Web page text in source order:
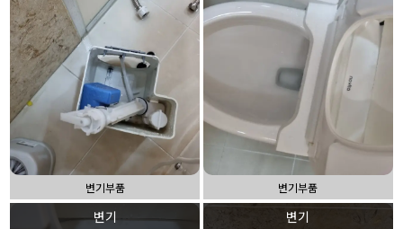
변기부품 변기부품
변기 변기